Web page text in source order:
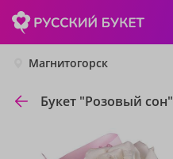
Магнитогорск
Букет "Розовый сон"